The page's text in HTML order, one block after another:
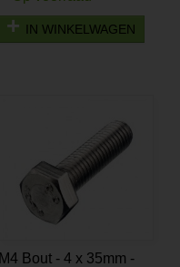
IN WINKELWAGEN
M4 Bout - 4 x 35mm -